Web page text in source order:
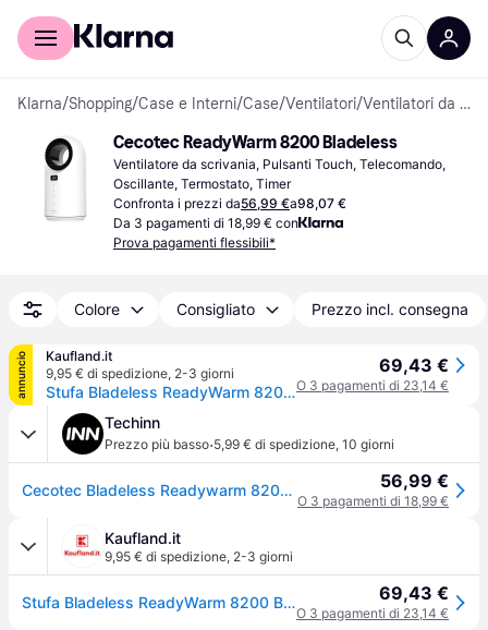
Per il tuo shopping
Klarna/Shopping/Case e Interni/Case/Ventilatori/ Ventilatori da scrivania
Cecotec ReadyWarm 8200 Bladeless
Ventilatore da scrivania, Pulsanti Touch, Telecomando,
Oscillante, Termostato, Timer
Confronta i prezzi da56,99 €a98,07 €
Da 3 pagamenti di 18,99 € con
Prova pagamenti flessibili*
Colore Consigliato Prezzo incl. consegna
annuncio
Kaufland.it
9,95 € di spedizione, 2-3 giorni
Stufa Bladeless ReadyWarm 8200 Bladeless Cecotec
69,43 €
O 3 pagamenti di 23,14 €
Techinn
Prezzo più basso·5,99 € di spedizione, 10 giorni
Cecotec Bladeless Readywarm 8200 Bladeless Heater Bianco One Size / EU Plug 220V 56,99 €
O 3 pagamenti di 18,99 €
Kaufland.it
9,95 € di spedizione, 2-3 giorni
Stufa Bladeless ReadyWarm 8200 Bladeless Cecotec 69,43 €
O 3 pagamenti di 23,14 €